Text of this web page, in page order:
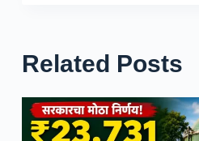
Related Posts